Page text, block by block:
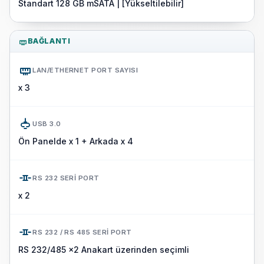
Standart 128 GB mSATA | [Yükseltilebilir]
BAĞLANTI
LAN/ETHERNET PORT SAYISI
x 3
USB 3.0
Ön Panelde x 1 + Arkada x 4
RS 232 SERI PORT
x 2
RS 232 / RS 485 SERI PORT
RS 232/485 x2 Anakart üzerinden seçimli